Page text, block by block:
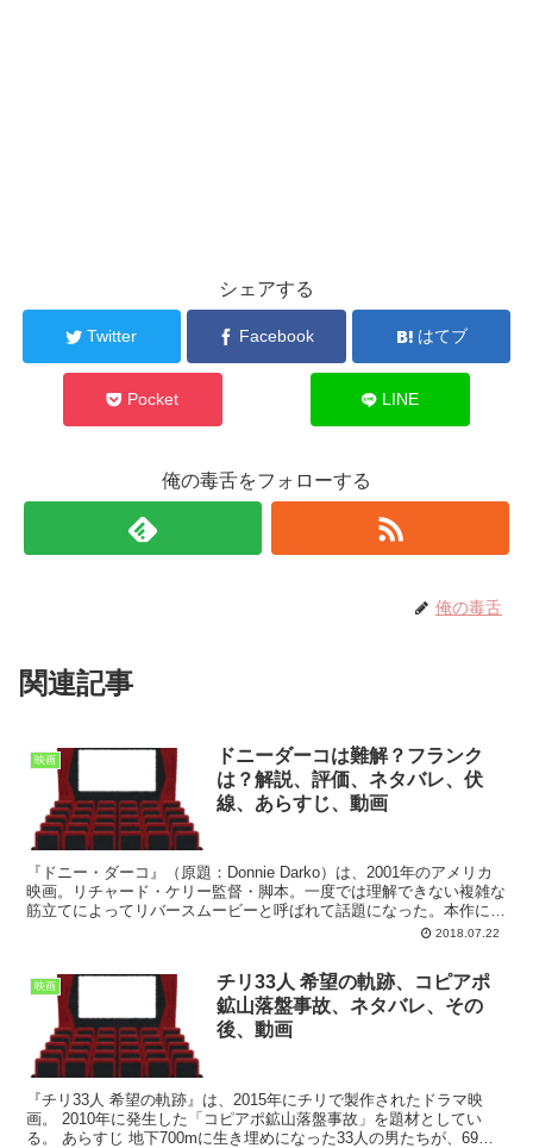
シェアする
Twitter Facebook はてブ
Pocket LINE
俺の毒舌をフォローする
俺の毒舌
関連記事
映画
ドニーダーコは難解？フランク
は？解説、評価、ネタバレ、伏
線、あらすじ、動画
『ドニー・ダーコ』（原題：Donnie Darko）は、2001年のアメリカ
映画。リチャード・ケリー監督・脚本。一度では理解できない複雑な
筋立てによってリバースムービーと呼ばれて話題になった。本作にお
2018.07.22
映画
チリ33人 希望の軌跡、コピアポ
鉱山落盤事故、ネタバレ、その
後、動画
『チリ33人 希望の軌跡』は、2015年にチリで製作されたドラマ映
画。 2010年に発生した「コピアポ鉱山落盤事故」を題材としてい
る。 あらすじ 地下700mに生き埋めになった33人の男たちが、69日